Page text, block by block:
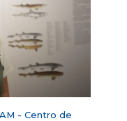
- Centro de